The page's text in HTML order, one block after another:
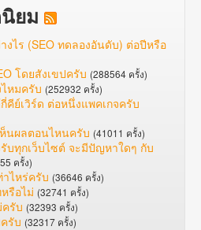
ยม
งไร (SEO ทดลองอันดับ) ต่อปีหรือ
โดยสังเขปครับ (288564 ครั้ง)
หมครับ (252932 ครั้ง)
คีย์เวิร์ด ต่อหนึ่งแพคเกจครับ
นผลตอนไหนครับ (41011 ครั้ง)
บทุกเว็บไซต์ จะมีปัญหาใดๆ กับ
ครั้ง)
ไหร่ครับ (36646 ครั้ง)
รือไม่ (32741 ครั้ง)
รับ (32393 ครั้ง)
รับ (32317 ครั้ง)